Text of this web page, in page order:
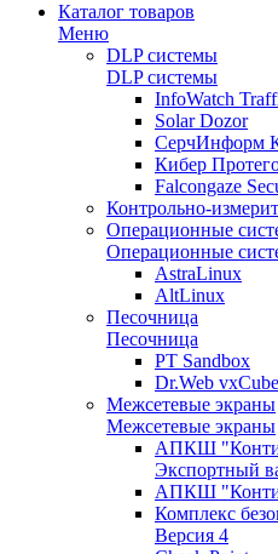
Каталог товаров
Меню
DLP системы
DLP системы
InfoWatch
Solar Dozor
СерчИнформ
Кибер
Falcongaze
Контрольно-
Операционные
Операционные
AstraLinux
AltLinux
Песочница
Песочница
PT Sandbox
Dr.Web vxCube
Межсетевые экраны
Межсетевые экраны
АПКШ
Экспортный
АПКШ
Комплекс
Версия 4